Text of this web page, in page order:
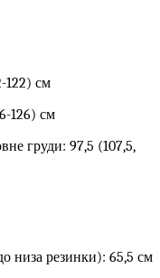
122) см
126) см
груди: 97,5 (107,5,
низа резинки): 65,5 см